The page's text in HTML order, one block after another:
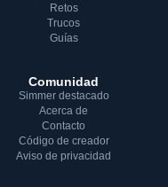
Retos
Trucos
Guías
Comunidad
Simmer destacado
Acerca de
Contacto
Código de creador
Aviso de privacidad